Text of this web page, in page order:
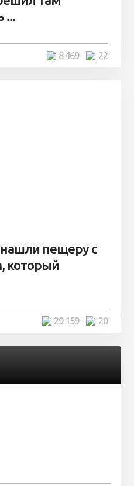
...
22
8 469
пещеру с
который
20
29 159